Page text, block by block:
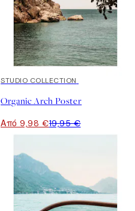
50%*
STUDIO COLLECTION
Organic Arch Poster
Από 9,98 €19,95 €